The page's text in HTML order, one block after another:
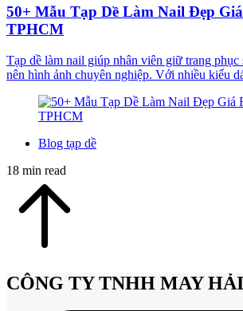
50+ Mẫu Tạp Dề Làm Nail Đẹp
TPHCM
Tạp dề làm nail giúp nhân viên giữ trang phục
nên hình ảnh chuyên nghiệp. Với nhiều kiểu
Blog tạp dề
18 min read
CÔNG TY TNHH MAY